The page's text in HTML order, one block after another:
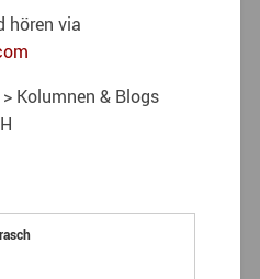
hören via
Kolumnen & Blogs